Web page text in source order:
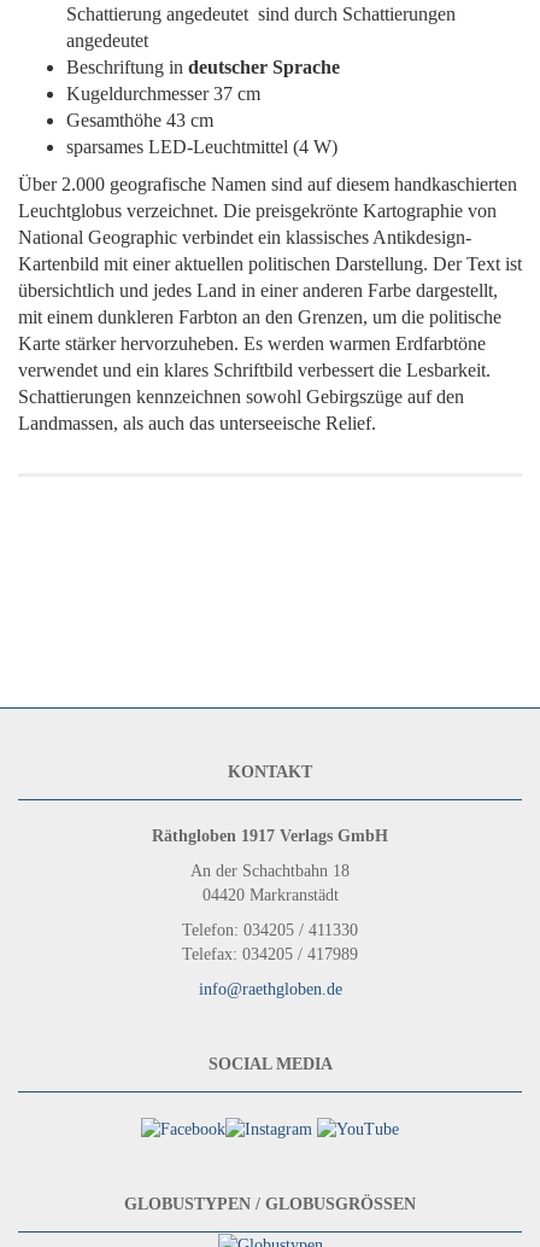
Schattierung angedeutet sind durch Schattierungen
angedeutet
Beschriftung in deutscher Sprache
Kugeldurchmesser 37 cm
Gesamthöhe 43 cm
sparsames LED-Leuchtmittel (4 W)
Über 2.000 geografische Namen sind auf diesem handkaschierten
Leuchtglobus verzeichnet. Die preisgekrönte Kartographie von
National Geographic verbindet ein klassisches Antikdesign-
Kartenbild mit einer aktuellen politischen Darstellung. Der Text ist
übersichtlich und jedes Land in einer anderen Farbe dargestellt,
mit einem dunkleren Farbton an den Grenzen, um die politische
Karte stärker hervorzuheben. Es werden warmen Erdfarbtöne
verwendet und ein klares Schriftbild verbessert die Lesbarkeit.
Schattierungen kennzeichnen sowohl Gebirgszüge auf den
Landmassen, als auch das unterseeische Relief.
KONTAKT
Räthgloben 1917 Verlags GmbH
An der Schachtbahn 18
04420 Markranstädt
Telefon: 034205 / 411330
Telefax: 034205 / 417989
info@raethgloben.de
SOCIAL MEDIA
GLOBUSTYPEN / GLOBUSGRÖSSEN